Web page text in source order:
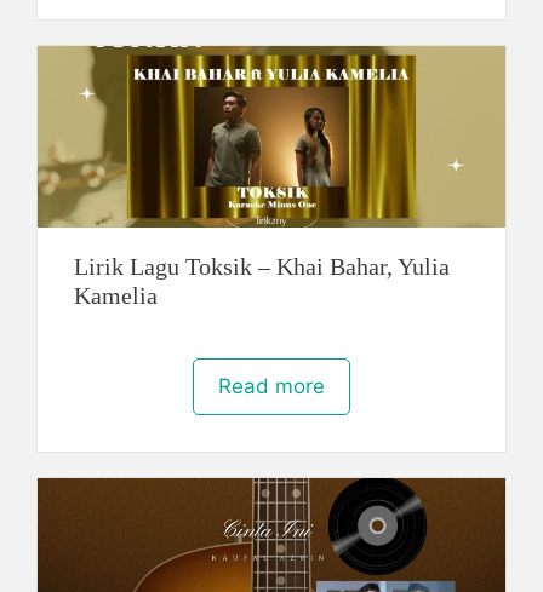
Lirik Lagu Toksik – Khai Bahar, Yulia
Kamelia
Read more